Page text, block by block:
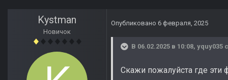
Kystman
Новичок
Опубликовано 6 февраля, 2025
В 06.02.2025 в 10:08, yquy035
Скажи пожалуйста где эти